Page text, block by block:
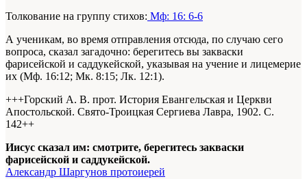
Толкование на группу стихов: Мф: 16: 6-6
А ученикам, во время отправления отсюда, по случаю сего
вопроса, сказал загадочно: берегитесь вы закваски
фарисейской и саддукейской, указывая на учение и лицемерие
их (Мф. 16:12; Мк. 8:15; Лк. 12:1).
+++Горский А. В. прот. История Евангельская и Церкви
Апостольской. Свято-Троицкая Сергиева Лавра, 1902. С.
142++
Иисус сказал им: смотрите, берегитесь закваски
фарисейской и саддукейской.
Александр Шаргунов протоиерей